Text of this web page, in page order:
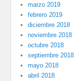
marzo 2019
febrero 2019
diciembre 2018
noviembre 2018
octubre 2018
septiembre 2018
mayo 2018
abril 2018